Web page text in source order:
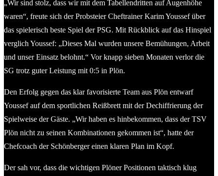
„Wir sind stolz, dass wir mit dem Tabellendritten auf Augenhöhe
waren“, freute sich der Probsteier Cheftrainer Karim Youssef über
das spielerisch beste Spiel der PSG. Mit Rückblick auf das Hinspiel
verglich Youssef: „Dieses Mal wurden unsere Bemühungen, Arbeit
und unser Einsatz belohnt.“ Vor knapp sieben Monaten verlor die
SG trotz guter Leistung mit 0:5 in Plön.
Den Erfolg gegen das klar favorisierte Team aus Plön entwarf
Youssef auf dem sportlichen Reißbrett mit der Dechiffrierung der
Spielweise der Gäste. „Wir haben es hinbekommen, dass der TSV
Plön nicht zu seinen Kombinationen gekommen ist“, hatte der
Chefcoach der Schönberger einen klaren Plan im Kopf.
Der sah vor, dass die wichtigen Plöner Positionen taktisch klug